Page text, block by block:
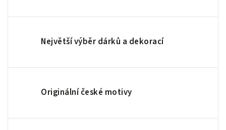
Největší výběr dárků a dekorací
Originální české motivy